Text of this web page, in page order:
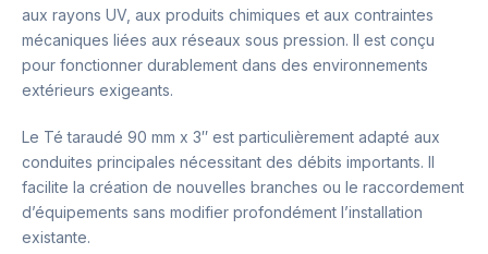
aux rayons UV, aux produits chimiques et aux contraintes
mécaniques liées aux réseaux sous pression. Il est conçu
pour fonctionner durablement dans des environnements
extérieurs exigeants.
Le Té taraudé 90 mm x 3″ est particulièrement adapté aux
conduites principales nécessitant des débits importants. Il
facilite la création de nouvelles branches ou le raccordement
d’équipements sans modifier profondément l’installation
existante.